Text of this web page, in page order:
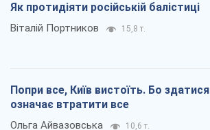
Як протидіяти російській балістиці
Віталій Портников 15,8 т.
Попри все, Київ вистоїть. Бо здатися
означає втратити все
Ольга Айвазовська 10,6 т.